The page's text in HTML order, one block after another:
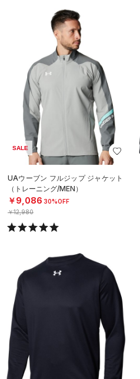
SALE
UAウーブン フルジップ ジャケット
（トレーニング/MEN）
￥9,086 30%OFF
￥12,980